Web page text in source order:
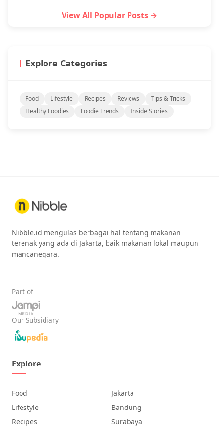
View All Popular Posts →
Explore Categories
Food Lifestyle Recipes Reviews
Tips & Tricks
Healthy Foodies
Foodie Trends Inside Stories
Nibble.id mengulas berbagai hal tentang makanan
terenak yang ada di Jakarta, baik makanan lokal maupun
mancanegara.
Part of
Our Subsidiary
Explore
Food
Lifestyle
Recipes
Jakarta
Bandung
Surabaya